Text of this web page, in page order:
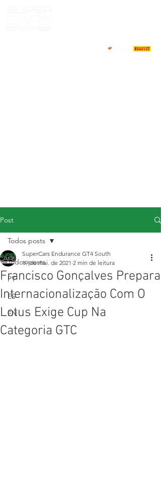
Post
Todos posts
PT
ES
EN
Todos posts
Francisco Gonçalves Prepara
Internacionalização Com O
Lotus Exige Cup Na
Categoria GTC
SuperCars Endurance GT4 South
19 de mai. de 2021 2 min de leitura